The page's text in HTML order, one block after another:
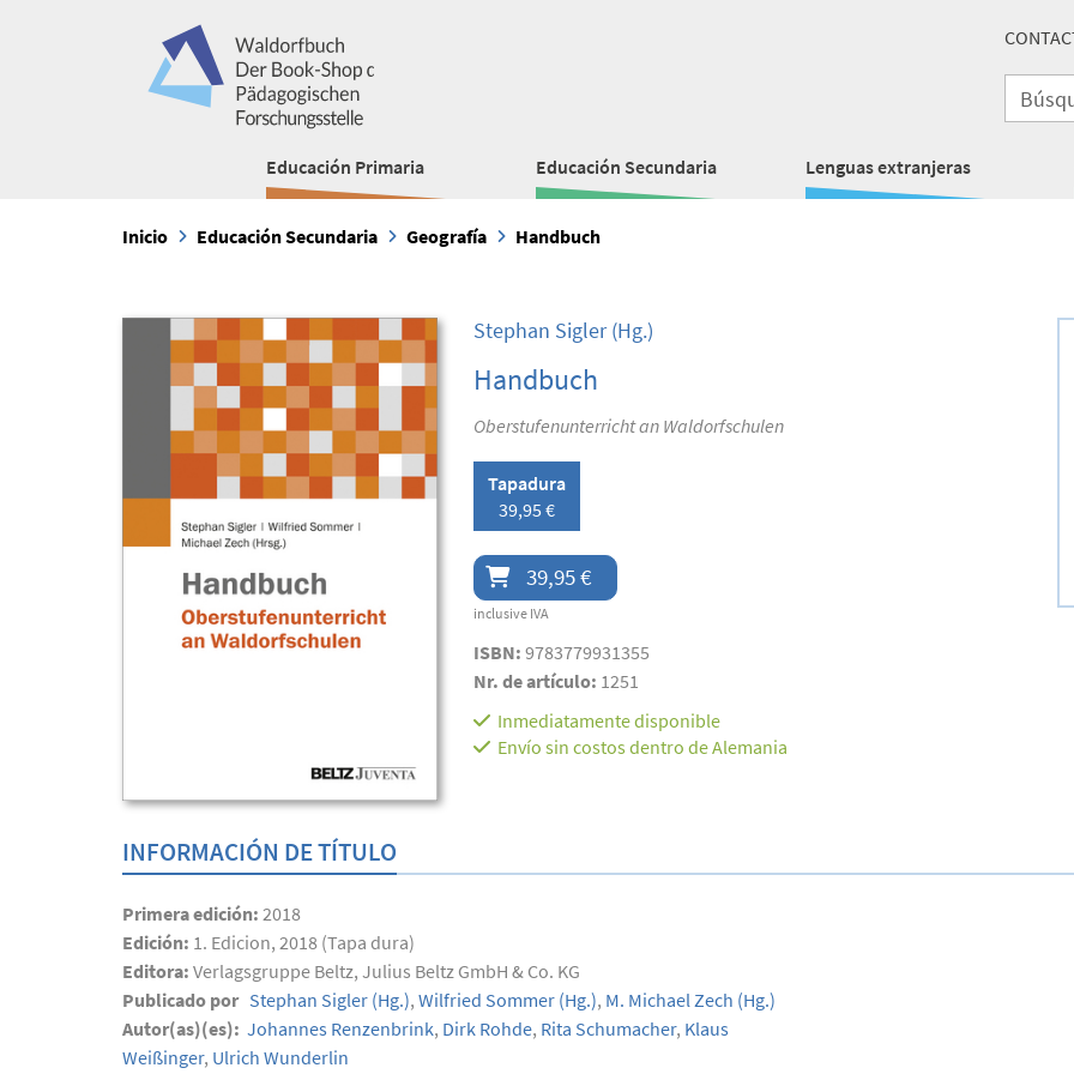
Educación Primaria Educación Secundaria Lenguas extranjeras
Inicio Educación Secundaria Geografía Handbuch
Stephan Sigler(Hg.)
Handbuch
Oberstufenunterricht an Waldorfschulen
Tapadura
39,95 €
39,95 €
inclusive IVA
ISBN: 9783779931355
Nr. de artículo: 1251
Inmediatamente disponible
Envío sin costos dentro de Alemania
INFORMACIÓN DE TÍTULO
Primera edición: 2018
Edición: 1. Edicion, 2018 (Tapa dura)
Editora: Verlagsgruppe Beltz, Julius Beltz GmbH & Co. KG
Publicado por Stephan Sigler (Hg.), Wilfried Sommer (Hg.), M. Michael Zech (Hg.)
Autor(as)(es): Johannes Renzenbrink, Dirk Rohde, Rita Schumacher, Klaus
Weißinger, Ulrich Wunderlin